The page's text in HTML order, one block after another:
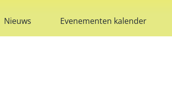
Nieuws Evenementen kalender